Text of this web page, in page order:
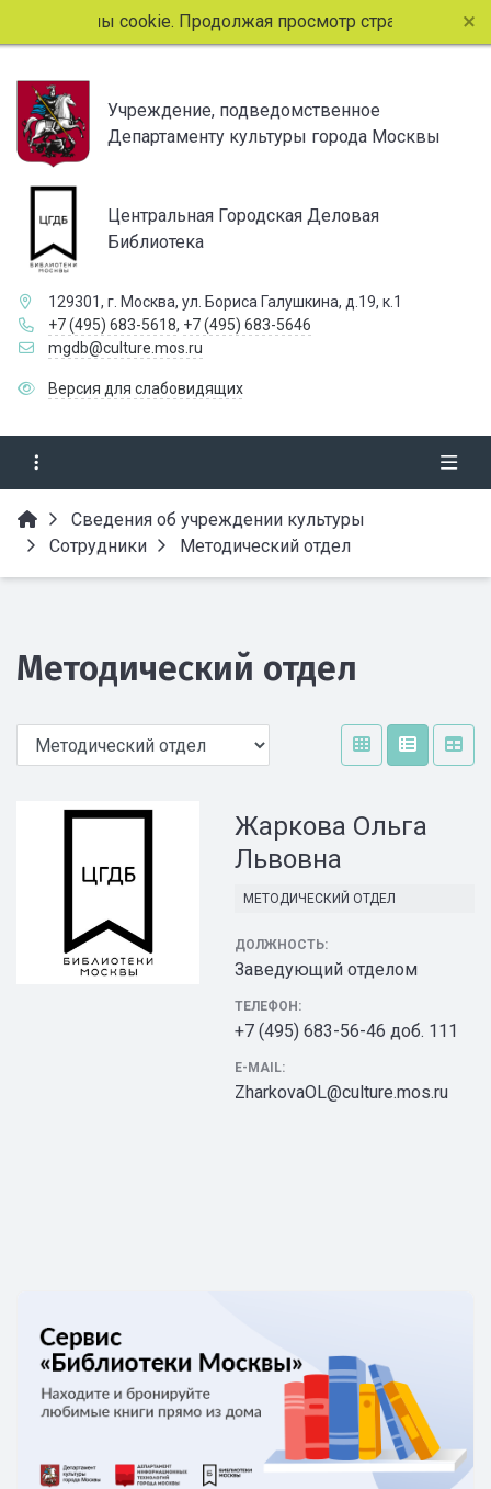
файлы cookie. Продолжая просмотр страниц сайта,
Учреждение, подведомственное
Департаменту культуры города Москвы
Центральная Городская Деловая
Библиотека
129301, г. Москва, ул. Бориса Галушкина, д.19, к.1
+7 (495) 683-5618, +7 (495) 683-5646
mgdb@culture.mos.ru
Версия для слабовидящих
Сведения об учреждении культуры
Сотрудники
Методический отдел
Методический отдел
Жаркова Ольга
Львовна
МЕТОДИЧЕСКИЙ ОТДЕЛ
ДОЛЖНОСТЬ:
Заведующий отделом
ТЕЛЕФОН:
+7 (495) 683-56-46 доб. 111
E-MAIL:
ZharkovaOL@culture.mos.ru